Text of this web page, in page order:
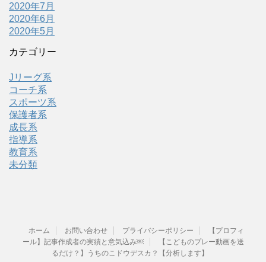
2020年7月
2020年6月
2020年5月
カテゴリー
Jリーグ系
コーチ系
スポーツ系
保護者系
成長系
指導系
教育系
未分類
ホーム お問い合わせ プライバシーポリシー
【プロフィ
ール】記事作成者の実績と意気込み￼
【こどものプレー動画を送
るだけ？】うちのこドウデスカ？【分析します】